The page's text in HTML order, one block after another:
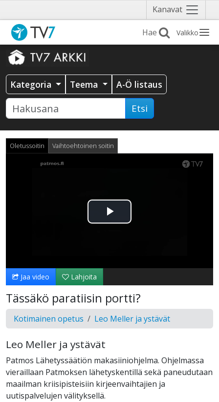
Kanavat Näytä
valikko
Valikko
Kategoria Teema A-Ö listaus
Etsi
Oletussoitin Vaihtoehtoinen soitin
Toista
Jaa video Lahjoita
Tässäkö paratiisin portti?
Kotimainen opetus Leo Meller ja ystävät
Leo Meller ja ystävät
Patmos Lähetyssäätiön makasiiniohjelma. Ohjelmassa
vieraillaan Patmoksen lähetyskentillä sekä paneudutaan
maailman kriisipisteisiin kirjeenvaihtajien ja
uutispalvelujen välityksellä.